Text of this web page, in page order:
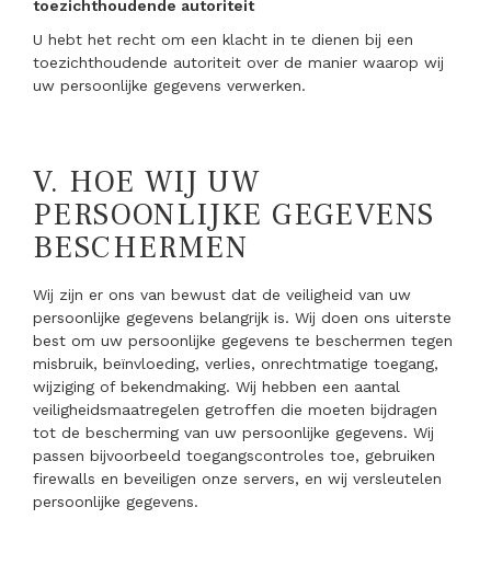
toezichthoudende autoriteit
U hebt het recht om een klacht in te dienen bij een
toezichthoudende autoriteit over de manier waarop wij
uw persoonlijke gegevens verwerken.
V. HOE WIJ UW
PERSOONLIJKE GEGEVENS
BESCHERMEN
Wij zijn er ons van bewust dat de veiligheid van uw
persoonlijke gegevens belangrijk is. Wij doen ons uiterste
best om uw persoonlijke gegevens te beschermen tegen
misbruik, beïnvloeding, verlies, onrechtmatige toegang,
wijziging of bekendmaking. Wij hebben een aantal
veiligheidsmaatregelen getroffen die moeten bijdragen
tot de bescherming van uw persoonlijke gegevens. Wij
passen bijvoorbeeld toegangscontroles toe, gebruiken
firewalls en beveiligen onze servers, en wij versleutelen
persoonlijke gegevens.